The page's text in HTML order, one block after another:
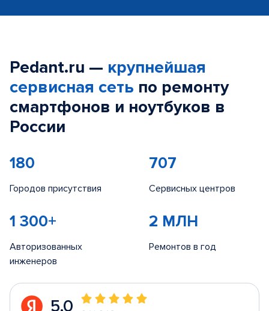
Pedant.ru — крупнейшая
сервисная сеть по ремонту
смартфонов и ноутбуков в
России
180
Городов присутствия
707
Сервисных центров
1 300+
Авторизованных
инженеров
2 МЛН
Ремонтов в год
5.0